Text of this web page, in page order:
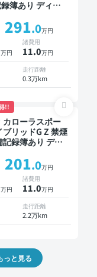
簿あり ディス
り 本革シート
インドスポット
オートクルー
レスキー スマ
ETC バックモ
ライブレコー
突軽減
291.0万円
万円
諸費用
11.0万円
走行距離
0.3万km
!!
カローラスポー
ブリッドG Z 禁煙
記録簿あり ディ
あり オートク
スマートキー
クモニター ド
コーダー 衝突
201.0万円
万円
諸費用
11.0万円
走行距離
2.2万km
っと見る